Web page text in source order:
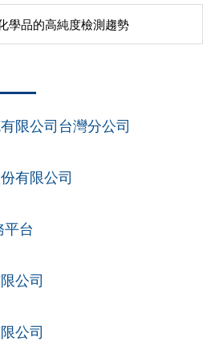
學品的高純度檢測趨勢
限公司台灣分公司
有限公司
台
公司
公司